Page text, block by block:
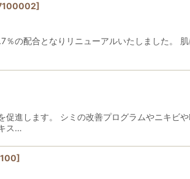
]
の配合となりリニューアルいたしました。
促進します。 シミの改善プログラムやニキ
ス…
]